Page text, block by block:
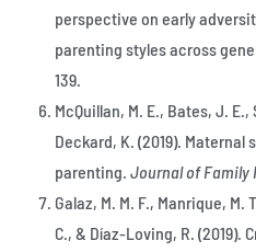
perspective on early
parenting styles across
139.
McQuillan, M. E., Bates, J.
Deckard, K. (2019). Maternal
parenting. Journal of Family
Galaz, M. M. F., Manrique, M.
C., & Díaz-Loving, R. (2019).